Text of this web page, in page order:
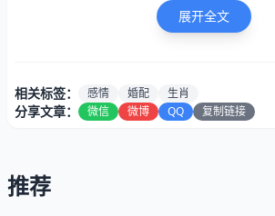
展开全文
相关标签： 感情 婚配 生肖
分享文章： 微信 微博 QQ 复制链接
推荐